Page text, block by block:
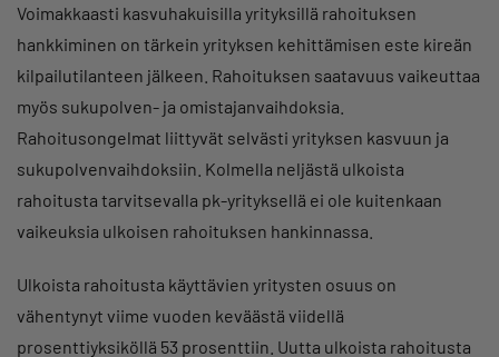
Voimakkaasti kasvuhakuisilla yrityksillä rahoituksen
hankkiminen on tärkein yrityksen kehittämisen este kireän
kilpailutilanteen jälkeen. Rahoituksen saatavuus vaikeuttaa
myös sukupolven- ja omistajanvaihdoksia.
Rahoitusongelmat liittyvät selvästi yrityksen kasvuun ja
sukupolvenvaihdoksiin. Kolmella neljästä ulkoista
rahoitusta tarvitsevalla pk-yrityksellä ei ole kuitenkaan
vaikeuksia ulkoisen rahoituksen hankinnassa.
Ulkoista rahoitusta käyttävien yritysten osuus on
vähentynyt viime vuoden keväästä viidellä
prosenttiyksiköllä 53 prosenttiin. Uutta ulkoista rahoitusta